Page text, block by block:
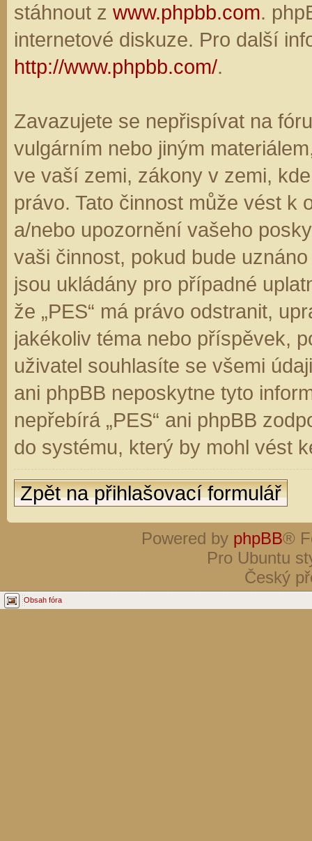
stáhnout z www.phpbb.com.
internetové diskuze. Pro další
http://www.phpbb.com/.
Zavazujete se nepřispívat na
vulgárním nebo jiným
ve vaší zemi, zákony v zemi,
právo. Tato činnost může vést k
a/nebo upozornění vašeho
vaši činnost, pokud bude
jsou ukládány pro případné
že „PES“ má právo odstranit,
jakékoliv téma nebo příspěvek,
uživatel souhlasíte se všemi
ani phpBB neposkytne tyto
nepřebírá „PES“ ani phpBB
do systému, který by mohl vést
Zpět na přihlašovací formulář
Powered by phpBB®
Pro Ubuntu
Český
Obsah fóra